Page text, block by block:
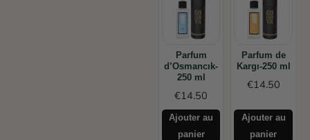
Parfum
d’Osmancık-
250 ml
€14.50
Ajouter au
panier
Parfum de
Kargı-250 ml
€14.50
Ajouter au
panier